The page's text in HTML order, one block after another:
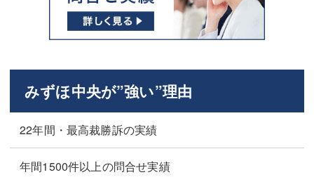
みずほ中央が”強い”理由
22年間・最高裁勝訴の実績
年間1500件以上の問合せ実績